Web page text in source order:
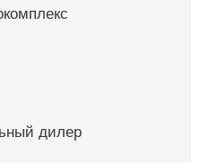
дилер